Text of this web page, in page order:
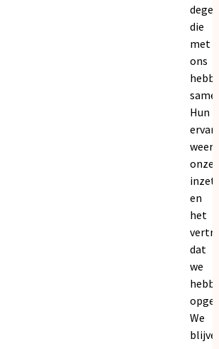
die
met
ons
Hun
onze
inzet
en
het
dat
we
We